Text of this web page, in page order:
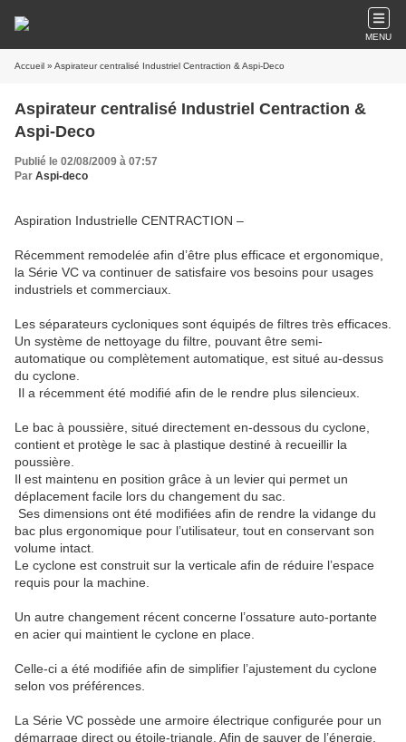
MENU
Accueil » Aspirateur centralisé Industriel Centraction & Aspi-Deco
Aspirateur centralisé Industriel Centraction &
Aspi-Deco
Publié le 02/08/2009 à 07:57
Par Aspi-deco
Aspiration Industrielle CENTRACTION –
Récemment remodelée afin d’être plus efficace et ergonomique,
la Série VC va continuer de satisfaire vos besoins pour usages
industriels et commerciaux.
Les séparateurs cycloniques sont équipés de filtres très efficaces.
Un système de nettoyage du filtre, pouvant être semi-
automatique ou complètement automatique, est situé au-dessus
du cyclone.
Il a récemment été modifié afin de le rendre plus silencieux.
Le bac à poussière, situé directement en-dessous du cyclone,
contient et protège le sac à plastique destiné à recueillir la
poussière.
Il est maintenu en position grâce à un levier qui permet un
déplacement facile lors du changement du sac.
Ses dimensions ont été modifiées afin de rendre la vidange du
bac plus ergonomique pour l’utilisateur, tout en conservant son
volume intact.
Le cyclone est construit sur la verticale afin de réduire l’espace
requis pour la machine.
Un autre changement récent concerne l’ossature auto-portante
en acier qui maintient le cyclone en place.
Celle-ci a été modifiée afin de simplifier l’ajustement du cyclone
selon vos préférences.
La Série VC possède une armoire électrique configurée pour un
démarrage direct ou étoile-triangle. Afin de sauver de l’énergie,